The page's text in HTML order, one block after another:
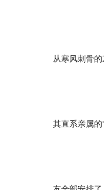
从寒风刺骨
其直系亲属